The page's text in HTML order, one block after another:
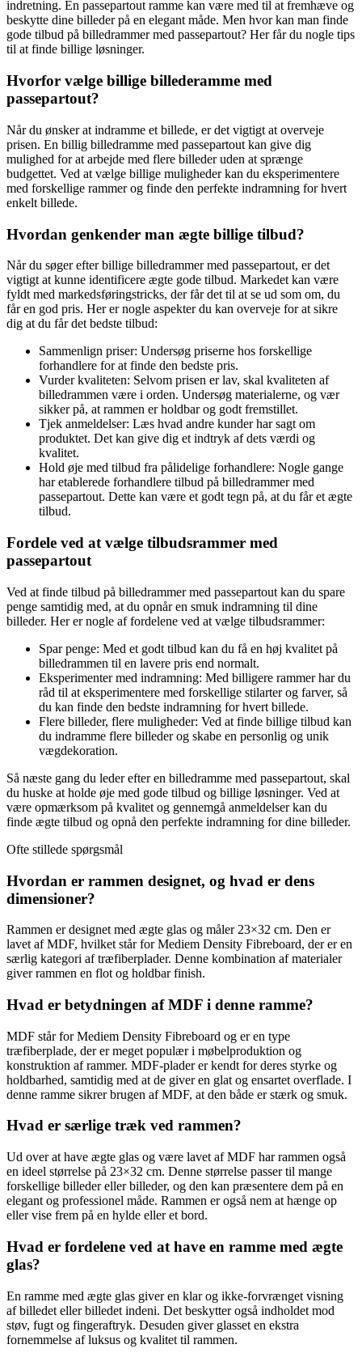
indretning. En passepartout ramme kan være med til at fremhæve og
beskytte dine billeder på en elegant måde. Men hvor kan man finde
gode tilbud på billedrammer med passepartout? Her får du nogle tips
til at finde billige løsninger.
Hvorfor vælge billige billederamme med
passepartout?
Når du ønsker at indramme et billede, er det vigtigt at overveje
prisen. En billig billedramme med passepartout kan give dig
mulighed for at arbejde med flere billeder uden at sprænge
budgettet. Ved at vælge billige muligheder kan du eksperimentere
med forskellige rammer og finde den perfekte indramning for hvert
enkelt billede.
Hvordan genkender man ægte billige tilbud?
Når du søger efter billige billedrammer med passepartout, er det
vigtigt at kunne identificere ægte gode tilbud. Markedet kan være
fyldt med markedsføringstricks, der får det til at se ud som om, du
får en god pris. Her er nogle aspekter du kan overveje for at sikre
dig at du får det bedste tilbud:
Sammenlign priser: Undersøg priserne hos forskellige
forhandlere for at finde den bedste pris.
Vurder kvaliteten: Selvom prisen er lav, skal kvaliteten af
billedrammen være i orden. Undersøg materialerne, og vær
sikker på, at rammen er holdbar og godt fremstillet.
Tjek anmeldelser: Læs hvad andre kunder har sagt om
produktet. Det kan give dig et indtryk af dets værdi og
kvalitet.
Hold øje med tilbud fra pålidelige forhandlere: Nogle gange
har etablerede forhandlere tilbud på billedrammer med
passepartout. Dette kan være et godt tegn på, at du får et ægte
tilbud.
Fordele ved at vælge tilbudsrammer med
passepartout
Ved at finde tilbud på billedrammer med passepartout kan du spare
penge samtidig med, at du opnår en smuk indramning til dine
billeder. Her er nogle af fordelene ved at vælge tilbudsrammer:
Spar penge: Med et godt tilbud kan du få en høj kvalitet på
billedrammen til en lavere pris end normalt.
Eksperimenter med indramning: Med billigere rammer har du
råd til at eksperimentere med forskellige stilarter og farver, så
du kan finde den bedste indramning for hvert billede.
Flere billeder, flere muligheder: Ved at finde billige tilbud kan
du indramme flere billeder og skabe en personlig og unik
vægdekoration.
Så næste gang du leder efter en billedramme med passepartout, skal
du huske at holde øje med gode tilbud og billige løsninger. Ved at
være opmærksom på kvalitet og gennemgå anmeldelser kan du
finde ægte tilbud og opnå den perfekte indramning for dine billeder.
Ofte stillede spørgsmål
Hvordan er rammen designet, og hvad er dens
dimensioner?
Rammen er designet med ægte glas og måler 23×32 cm. Den er
lavet af MDF, hvilket står for Mediem Density Fibreboard, der er en
særlig kategori af træfiberplader. Denne kombination af materialer
giver rammen en flot og holdbar finish.
Hvad er betydningen af MDF i denne ramme?
MDF står for Mediem Density Fibreboard og er en type
træfiberplade, der er meget populær i møbelproduktion og
konstruktion af rammer. MDF-plader er kendt for deres styrke og
holdbarhed, samtidig med at de giver en glat og ensartet overflade. I
denne ramme sikrer brugen af MDF, at den både er stærk og smuk.
Hvad er særlige træk ved rammen?
Ud over at have ægte glas og være lavet af MDF har rammen også
en ideel størrelse på 23×32 cm. Denne størrelse passer til mange
forskellige billeder eller billeder, og den kan præsentere dem på en
elegant og professionel måde. Rammen er også nem at hænge op
eller vise frem på en hylde eller et bord.
Hvad er fordelene ved at have en ramme med ægte
glas?
En ramme med ægte glas giver en klar og ikke-forvrænget visning
af billedet eller billedet indeni. Det beskytter også indholdet mod
støv, fugt og fingeraftryk. Desuden giver glasset en ekstra
fornemmelse af luksus og kvalitet til rammen.